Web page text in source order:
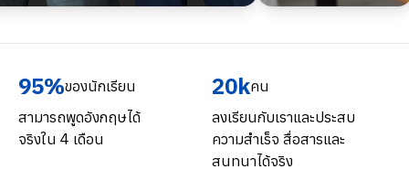
95%ของนักเรียน
สามารถพูดอังกฤษได้
จริงใน 4 เดือน
20kคน
ลงเรียนกับเราและประสบ
ความสำเร็จ สื่อสารและ
สนทนาได้จริง